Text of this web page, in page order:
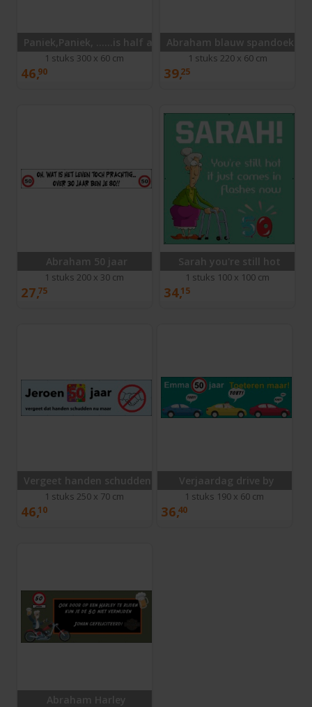
Paniek,Paniek, ......is half antiek!!!!
1 stuks 300 x 60 cm
46,90
Abraham blauw spandoek
1 stuks 220 x 60 cm
39,25
Abraham 50 jaar
1 stuks 200 x 30 cm
27,75
Sarah you're still hot
1 stuks 100 x 100 cm
34,15
Vergeet handen schudden maar
1 stuks 250 x 70 cm
46,10
Verjaardag drive by
1 stuks 190 x 60 cm
36,40
Abraham Harley